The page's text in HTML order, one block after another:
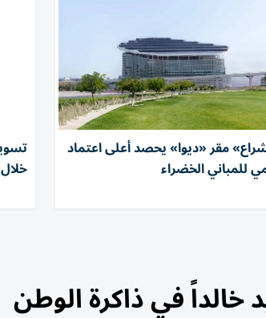
مقر «ديوا» يحصد أعلى اعتماد
للمباني الخضراء خلال 6 أشهر
في ذاكرة الوطن